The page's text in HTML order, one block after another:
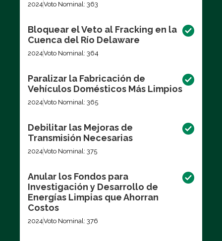
2024Voto Nominal: 363
Bloquear el Veto al Fracking en la
Cuenca del Río Delaware
2024Voto Nominal: 364
Paralizar la Fabricación de
Vehículos Domésticos Más Limpios
2024Voto Nominal: 365
Debilitar las Mejoras de
Transmisión Necesarias
2024Voto Nominal: 375
Anular los Fondos para
Investigación y Desarrollo de
Energías Limpias que Ahorran
Costos
2024Voto Nominal: 376